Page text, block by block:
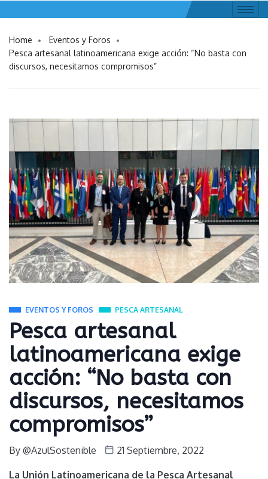
Home
Eventos y Foros
Pesca artesanal latinoamericana exige acción: “No basta con
discursos, necesitamos compromisos”
EVENTOS Y FOROS PESCA ARTESANAL
Pesca artesanal
latinoamericana exige
acción: “No basta con
discursos, necesitamos
compromisos”
By @AzulSostenible 21 Septiembre, 2022
La Unión Latinoamericana de la Pesca Artesanal